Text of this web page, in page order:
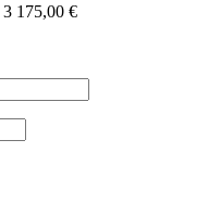
3 175,00 €